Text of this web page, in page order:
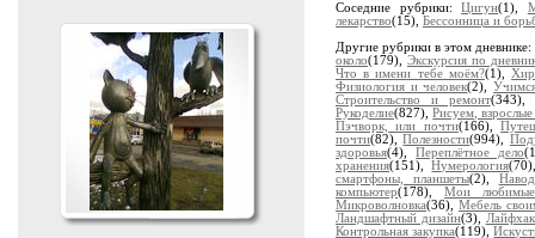
Соседние рубрики:Цигун(1),
лекарство(15), Бессонница и
Другие рубрики в этом дневнике:
около(179), Экскурсия по
Что в имени тебе моём?(1),
Физиология и человек(2),
Строительство и ремонт(343),
Рукоделие(827),Рисуем,
Пэчворк, или почти(166),
почти(82),Полезности(994),
здоровья(4),Переплётное дело
хранения(151),Нумерология
смартфоны, планшеты(2),
компьютер(178),Мои
Микроволновка(36), Мебель
Ландшафтный дизайн(3),
Контрольная закупка(119),